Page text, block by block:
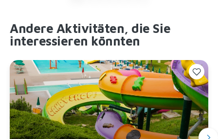
Andere Aktivitäten, die Sie
interessieren könnten